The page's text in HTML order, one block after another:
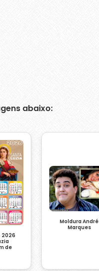
abaixo:
2026
de
Moldura André
Marques